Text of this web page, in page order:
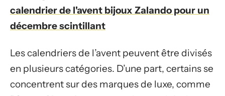
calendrier de l'avent bijoux Zalando pour un
décembre scintillant
Les calendriers de l’avent peuvent être divisés
en plusieurs catégories. D’une part, certains se
concentrent sur des marques de luxe, comme